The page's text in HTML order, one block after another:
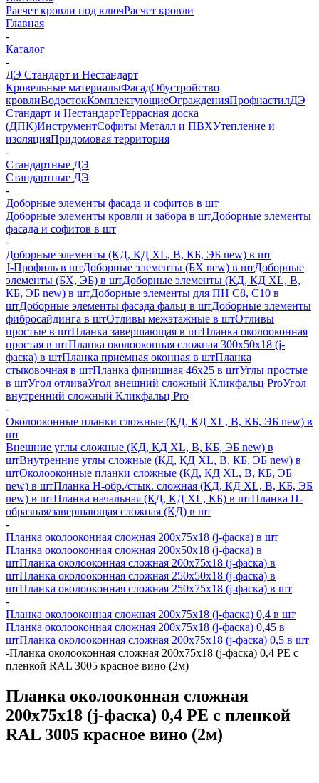
Расчет кровли под ключРасчет кровли
Главная
-
Каталог
-
ДЭ Стандарт и Нестандарт
Кровельные материалыФасадОбустройство
кровлиВодостокКомплектующиеОгражденияПрофнастилДЭ
Стандарт и НестандартТеррасная доска
(ДПК)ИнструментСофиты Металл и ПВХУтепление и
изоляцияПридомовая территория
-
Стандартные ДЭ
Стандартные ДЭ
-
Доборные элементы фасада и софитов в шт
Доборные элементы кровли и забора в штДоборные элементы
фасада и софитов в шт
-
Доборные элементы (КД, КД XL, В, КБ, ЭБ new) в шт
J-Профиль в штДоборные элементы (БХ new) в штДоборные
элементы (БХ, ЭБ) в штДоборные элементы (КД, КД XL, В,
КБ, ЭБ new) в штДоборные элементы для ПН С8, С10 в
штДоборные элементы фасада фальц в штДоборные элементы
фибросайдинга в штОтливы межэтажные в штОтливы
простые в штПланка завершающая в штПланка околооконная
простая в штПланка околооконная сложная 300х50х18 (j-
фаска) в штПланка приемная оконная в штПланка
стыковочная в штПланка финишная 46х25 в штУглы простые
в штУгол отливаУгол внешний сложный Кликфальц ProУгол
внутренний сложный Кликфальц Pro
-
Околооконные планки сложные (КД, КД XL, В, КБ, ЭБ new) в
шт
Внешние углы сложные (КД, КД XL, В, КБ, ЭБ new) в
штВнутренние углы сложные (КД, КД XL, В, КБ, ЭБ new) в
штОколооконные планки сложные (КД, КД XL, В, КБ, ЭБ
new) в штПланка H-обр./стык. сложная (КД, КД XL, В, КБ, ЭБ
new) в штПланка начальная (КД, КД XL, КБ) в штПланка П-
образная/завершающая сложная (КД) в шт
-
Планка околооконная сложная 200х75х18 (j-фаска) в шт
Планка околооконная сложная 200х50х18 (j-фаска) в
штПланка околооконная сложная 200х75х18 (j-фаска) в
штПланка околооконная сложная 250х50х18 (j-фаска) в
штПланка околооконная сложная 250х75х18 (j-фаска) в шт
-
Планка околооконная сложная 200х75х18 (j-фаска) 0,4 в шт
Планка околооконная сложная 200х75х18 (j-фаска) 0,45 в
штПланка околооконная сложная 200х75х18 (j-фаска) 0,5 в шт
-Планка околооконная сложная 200х75х18 (j-фаска) 0,4 PE с
пленкой RAL 3005 красное вино (2м)
Планка околооконная сложная
200х75х18 (j-фаска) 0,4 PE с пленкой
RAL 3005 красное вино (2м)